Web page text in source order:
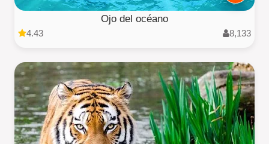
Ojo del océano
4.43 8,133